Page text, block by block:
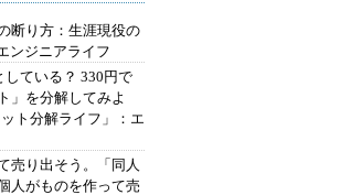
断り方：生涯現役の
ンジニアライフ
ている？ 330円で
」を分解してみよ
ト分解ライフ」：エ
売り出そう。「同人
人がものを作って売